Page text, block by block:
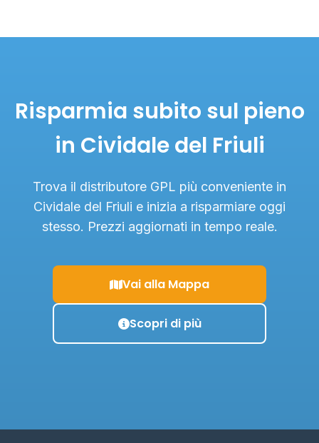
Risparmia subito sul pieno
in Cividale del Friuli
Trova il distributore GPL più conveniente in
Cividale del Friuli e inizia a risparmiare oggi
stesso. Prezzi aggiornati in tempo reale.
Vai alla Mappa
Scopri di più